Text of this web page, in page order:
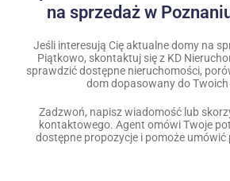
na sprzedaż w
Jeśli interesują Cię aktualne domy na
Piątkowo, skontaktuj się z KD
sprawdzić dostępne nieruchomości,
dom dopasowany do Twoich
Zadzwoń, napisz wiadomość lub
kontaktowego. Agent omówi Twoje
dostępne propozycje i pomoże umówić